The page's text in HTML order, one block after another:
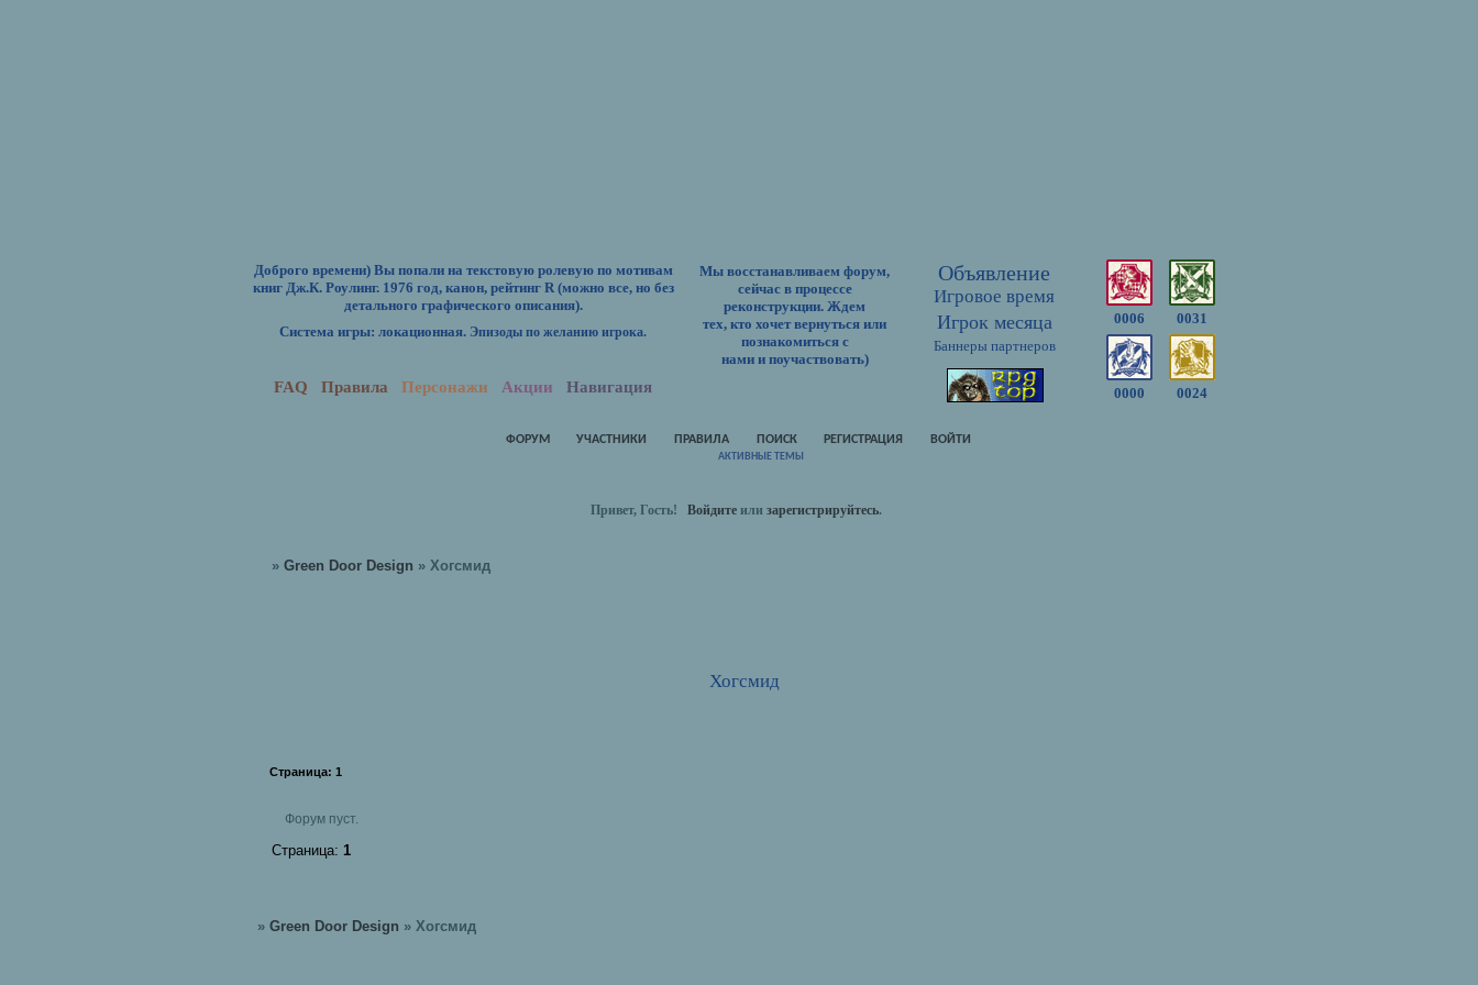
Доброго времени) Вы попали на текстовую ролевую по мотивам
книг Дж.К. Роулинг. 1976 год, канон, рейтинг R (можно все, но без
детального графического описания).
Система игры: локационная. Эпизоды по желанию игрока.
FAQ Правила Персонажи Акции Навигация
Мы восстанавливаем форум,
сейчас в процессе
реконструкции. Ждем
тех, кто хочет вернуться или
познакомиться с
нами и поучаствовать)
Объявление
Игровое время
Игрок месяца
Баннеры партнеров
0006 0031
0000 0024
ФОРУМ УЧАСТНИКИ ПРАВИЛА ПОИСК РЕГИСТРАЦИЯ ВОЙТИ
АКТИВНЫЕ ТЕМЫ
Привет, Гость! Войдитеили зарегистрируйтесь.
» Green Door Design » Хогсмид
Хогсмид
Страница: 1
Форум пуст.
Страница: 1
» Green Door Design » Хогсмид